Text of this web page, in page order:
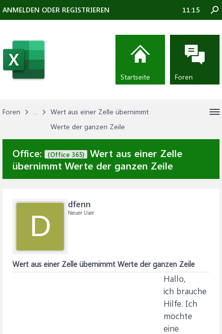
Foren ...
Wert aus einer Zelle übernimmt
Werte der ganzen Zeile
Office: (Office 365)
Wert aus einer Zelle
übernimmt Werte der ganzen Zeile
D
dfenn
Neuer User
Wert aus einer Zelle übernimmt Werte der ganzen Zeile
Hallo,
ich brauche
Hilfe. Ich
möchte
eine
ANMELDEN ODER REGISTRIEREN 11:15
Startseite Foren